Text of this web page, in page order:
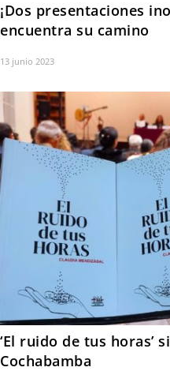
¡Dos presentaciones
encuentra su camino
13 junio 2023
‘El ruido de tus horas’
Cochabamba